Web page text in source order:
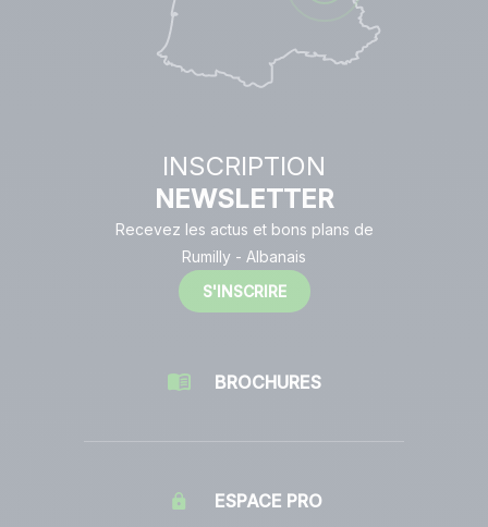
INSCRIPTION
NEWSLETTER
Recevez les actus et bons plans de
Rumilly - Albanais
S'INSCRIRE
BROCHURES
ESPACE PRO